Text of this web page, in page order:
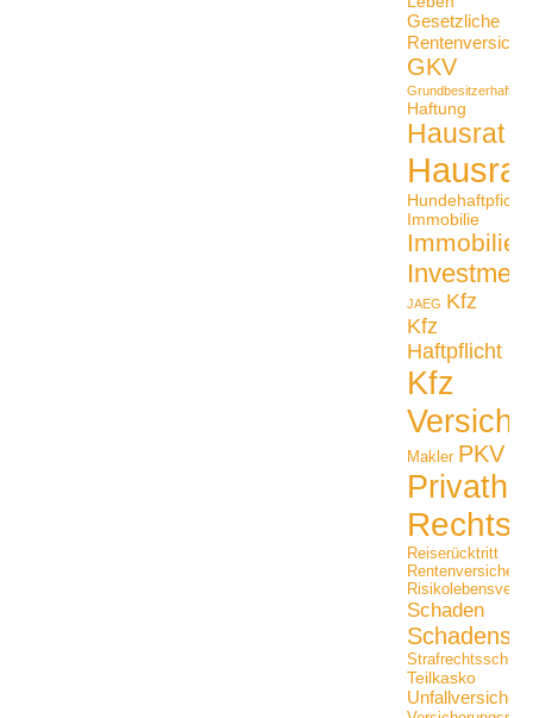
Gesetzliche
GKV
Haftung
Hausrat
Hundehaftpficht
Immobilie
JAEG Kfz
Kfz
Haftpflicht
Kfz
Makler PKV
Reiserücktritt
Schaden
Strafrechtsschutz
Teilkasko